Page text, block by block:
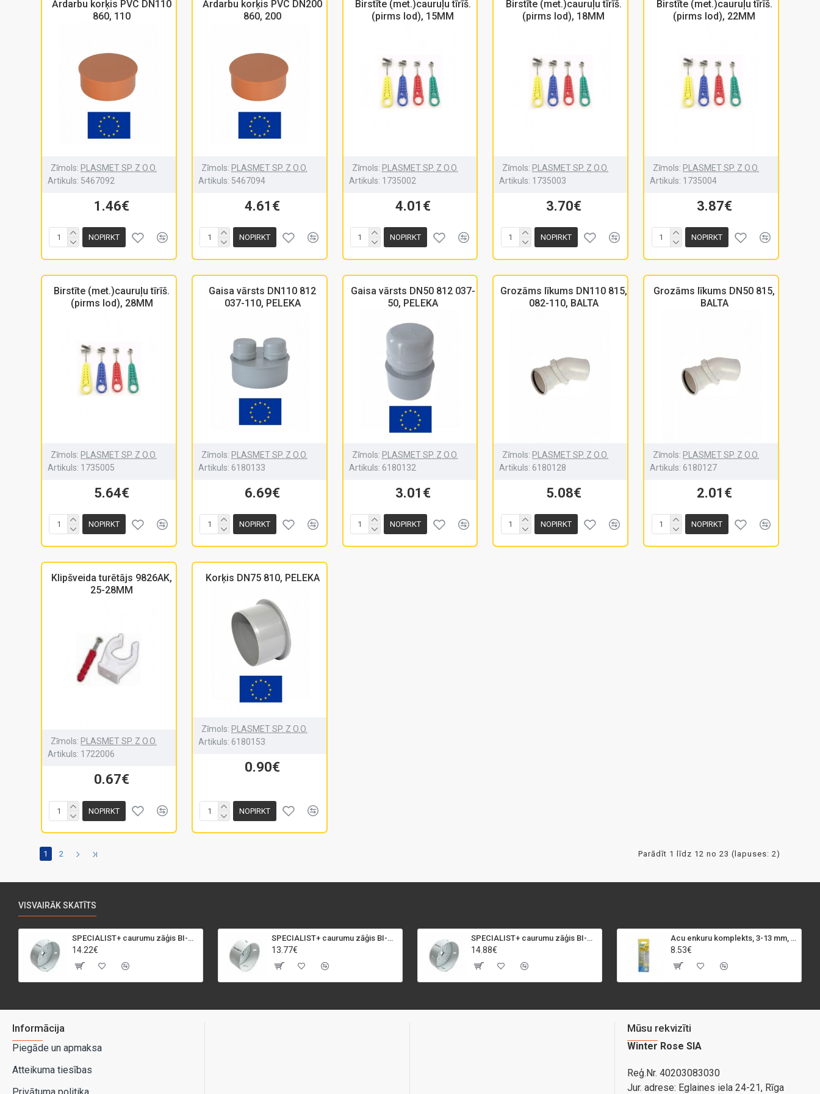
Ārdarbu korķis PVC DN110
860, 110
Zīmols: PLASMET SP. Z O.O.
Artikuls: 5467092
1.46€
NOPIRKT
Ārdarbu korķis PVC DN200
860, 200
Zīmols: PLASMET SP. Z O.O.
Artikuls: 5467094
4.61€
NOPIRKT
Birstīte (met.)cauruļu tīrīš.
(pirms lod), 15MM
Zīmols: PLASMET SP. Z O.O.
Artikuls: 1735002
4.01€
NOPIRKT
Birstīte (met.)cauruļu tīrīš.
(pirms lod), 18MM
Zīmols: PLASMET SP. Z O.O.
Artikuls: 1735003
3.70€
NOPIRKT
Birstīte (met.)cauruļu tīrīš.
(pirms lod), 22MM
Zīmols: PLASMET SP. Z O.O.
Artikuls: 1735004
3.87€
NOPIRKT
Birstīte (met.)cauruļu tīrīš.
(pirms lod), 28MM
Zīmols: PLASMET SP. Z O.O.
Artikuls: 1735005
5.64€
NOPIRKT
Gaisa vārsts DN110 812
037-110, PELEKA
Zīmols: PLASMET SP. Z O.O.
Artikuls: 6180133
6.69€
NOPIRKT
Gaisa vārsts DN50 812 037-
50, PELEKA
Zīmols: PLASMET SP. Z O.O.
Artikuls: 6180132
3.01€
NOPIRKT
Grozāms līkums DN110 815,
082-110, BALTA
Zīmols: PLASMET SP. Z O.O.
Artikuls: 6180128
5.08€
NOPIRKT
Grozāms līkums DN50 815,
BALTA
Zīmols: PLASMET SP. Z O.O.
Artikuls: 6180127
2.01€
NOPIRKT
Klipšveida turētājs 9826AK,
25-28MM
Zīmols: PLASMET SP. Z O.O.
Artikuls: 1722006
0.67€
NOPIRKT
Korķis DN75 810, PELEKA
Zīmols: PLASMET SP. Z O.O.
Artikuls: 6180153
0.90€
NOPIRKT
1 2 Parādīt 1 līdz 12 no 23 (lapuses: 2)
VISVAIRĀK SKATĪTS
SPECIALIST+ caurumu zāģis BI-METAL, 95 mm
14.22€
SPECIALIST+ caurumu zāģis BI-METAL, 92 mm
13.77€
SPECIALIST+ caurumu zāģis BI-METAL, 98 mm
14.88€
Acu enkuru komplekts, 3-13 mm, Rapid, 12 gab.
8.53€
Informācija
Piegāde un apmaksa
Atteikuma tiesības
Mūsu rekvizīti
Winter Rose SIA
Reģ.Nr. 40203083030
Jur. adrese: Eglaines iela 24-21, Rīga